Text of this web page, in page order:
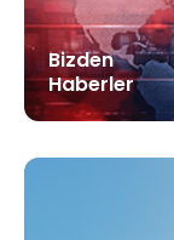
Bizden
Haberler